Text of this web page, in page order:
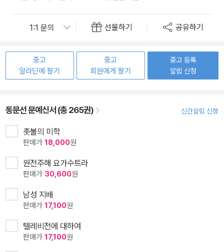
선물하기 공유하기
중고
알라딘에 팔기
중고
회원에게 팔기
중고 등록
알림 신청
동문선 문예신서 (총 265권) 신간알림 신청
촛불의 미학
판매가 18,000원
원전주해 요가수트라
판매가 30,600원
남성 지배
판매가 17,100원
텔레비전에 대하여
판매가 17,100원